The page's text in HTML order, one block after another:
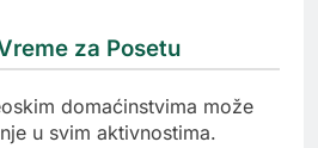
za Posetu
domaćinstvima može
u svim aktivnostima.